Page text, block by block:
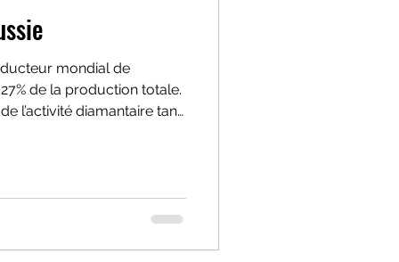
mondial de
de la production totale.
l’activité diamantaire tant